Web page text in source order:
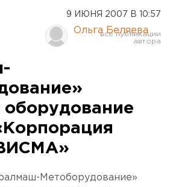
9 ИЮНЯ 2007 В 10:57
Ольга Беляева
оборудование
Метоборудование»